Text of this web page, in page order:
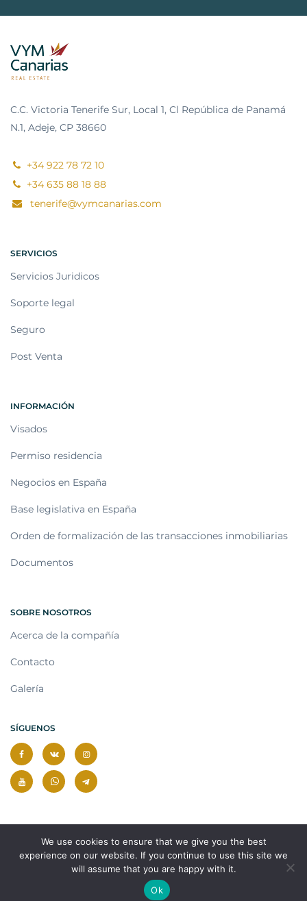
C.C. Victoria Tenerife Sur, Local 1, Cl República de Panamá
N.1, Adeje, CP 38660
+34 922 78 72 10
+34 635 88 18 88
tenerife@vymcanarias.com
SERVICIOS
Servicios Juridicos
Soporte legal
Seguro
Post Venta
INFORMACIÓN
Visados
Permiso residencia
Negocios en España
Base legislativa en España
Orden de formalización de las transacciones inmobiliarias
Documentos
SOBRE NOSOTROS
Acerca de la compañía
Contacto
Galería
SÍGUENOS
© 2026 Todos los derechos reservados.
We use cookies to ensure that we give you the best
experience on our website. If you continue to use this site we
will assume that you are happy with it.
Ok